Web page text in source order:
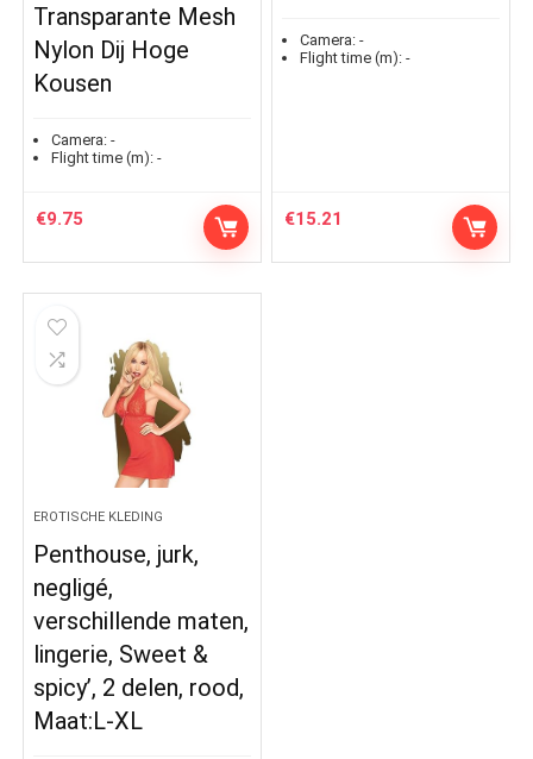
Transparante Mesh
Nylon Dij Hoge
Kousen
Camera: -
Flight time (m): -
€9.75
Camera: -
Flight time (m): -
€15.21
EROTISCHE KLEDING
Penthouse, jurk,
negligé,
verschillende maten,
lingerie, Sweet &
spicy’, 2 delen, rood,
Maat:L-XL